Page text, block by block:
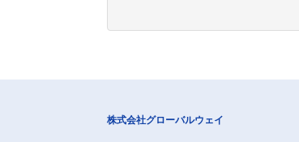
株式会社グローバルウェイ